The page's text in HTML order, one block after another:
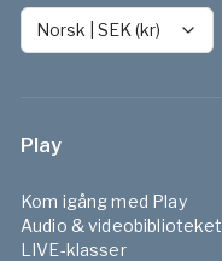
Norsk SEK (kr)
Play
Kom igång med Play
Audio & videobiblioteket
LIVE-klasser